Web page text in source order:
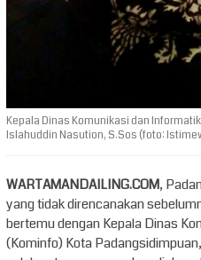
Kepala Dinas Komunikasi dan
Islahuddin Nasution, S.Sos (foto:
WARTAMANDAILING.COM,
yang tidak direncanakan
bertemu dengan Kepala Dinas
(Kominfo) Kota